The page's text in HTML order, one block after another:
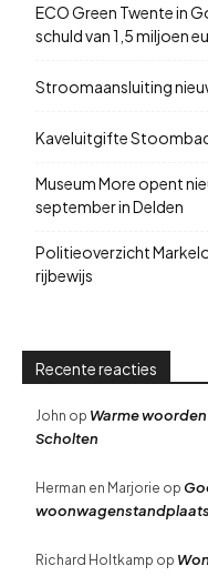
ECO Green Twente in
schuld van 1,5 miljoen
Stroomaansluiting
Kaveluitgifte
Museum More opent
september in Delden
Politieoverzicht
rijbewijs
Recente reacties
John op Warme
Scholten
Herman en Marjorie op
Richard Holtkamp op